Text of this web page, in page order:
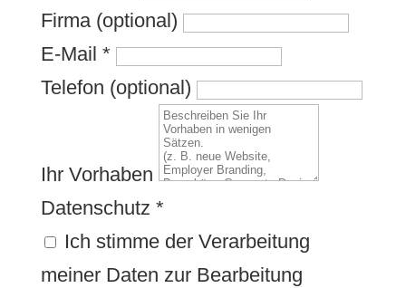
Firma (optional)
E-Mail *
Telefon (optional)
Ihr Vorhaben
Datenschutz *
Ich stimme der Verarbeitung
meiner Daten zur Bearbeitung